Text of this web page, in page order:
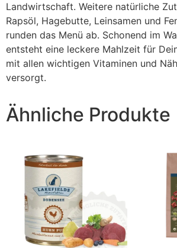
Landwirtschaft. Weitere natürliche
Rapsöl, Hagebutte, Leinsamen und
runden das Menü ab. Schonend im
entsteht eine leckere Mahlzeit für
mit allen wichtigen Vitaminen und
versorgt.
Ähnliche Produkte